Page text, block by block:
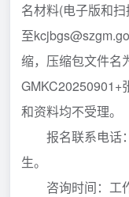
名材料(电子版和
至
缩，压缩包文件名
GMKC20250901+
和资料均不受理。
报名联系电话
生。
咨询时间：工作